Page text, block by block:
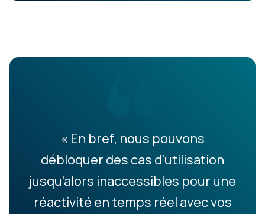
« En bref, nous pouvons
débloquer des cas d'utilisation
jusqu'alors inaccessibles pour une
réactivité en temps réel avec vos